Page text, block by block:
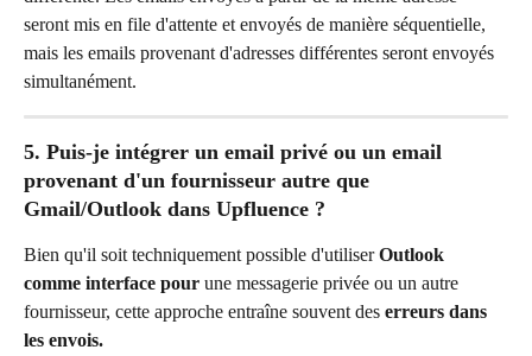
seront mis en file d'attente et envoyés de manière séquentielle,
mais les emails provenant d'adresses différentes seront envoyés
simultanément.
5. Puis-je intégrer un email privé ou un email
provenant d'un fournisseur autre que
Gmail/Outlook dans Upfluence ?
Bien qu'il soit techniquement possible d'utiliser Outlook
comme interface pour une messagerie privée ou un autre
fournisseur, cette approche entraîne souvent des erreurs dans
les envois.